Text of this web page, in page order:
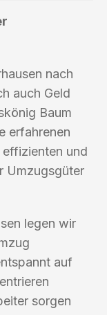
nach
auch Geld
Baum
erfahrenen
und
Umzugsgüter
legen wir
auf
sorgen